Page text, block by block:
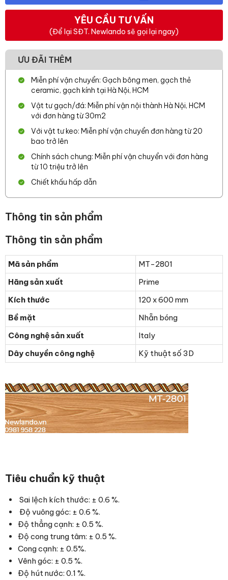
YÊU CẦU TƯ VẤN
(Để lại SĐT. Newlando sẽ gọi lại ngay)
ƯU ĐÃI THÊM
Miễn phí vận chuyển: Gạch bông men, gạch thẻ
ceramic, gạch kính tại Hà Nội, HCM
Vật tư gạch/đá: Miễn phí vận nội thành Hà Nội, HCM
với đơn hàng từ 30m2
Với vật tư keo: Miễn phí vận chuyển đơn hàng từ 20
bao trở lên
Chính sách chung: Miễn phí vận chuyển với đơn hàng
từ 10 triệu trở lên
Chiết khấu hấp dẫn
Thông tin sản phẩm
Thông tin sản phẩm
Mã sản phẩm
MT-2801
Hãng sản xuất
Prime
Kích thước
120 x 600 mm
Bề mặt
Nhẵn bóng
Công nghệ sản xuất
Italy
Dây chuyền công nghệ
Kỹ thuật số 3D
Tiêu chuẩn kỹ thuật
Sai lệch kích thước: ± 0.6 %.
Độ vuông góc: ± 0.6 %.
Độ thẳng cạnh: ± 0.5 %.
Độ cong trung tâm: ± 0.5 %.
Cong cạnh: ± 0.5%.
Vênh góc: ± 0.5 %.
Độ hút nước: 0.1 %.